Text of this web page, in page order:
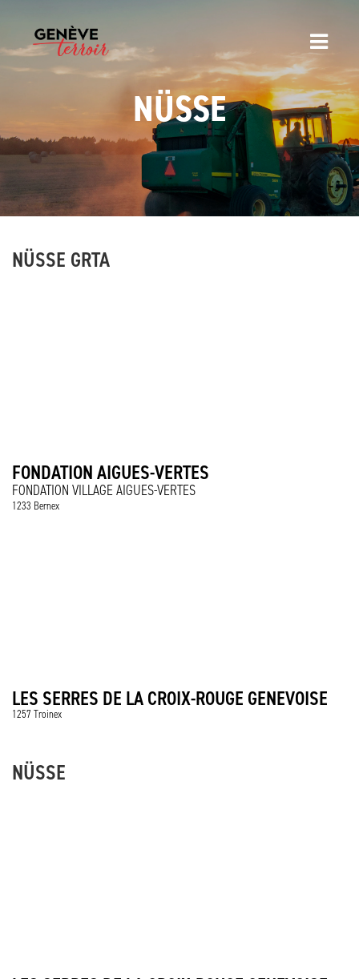
NÜSSE
NÜSSE GRTA
FONDATION AIGUES-VERTES
FONDATION VILLAGE AIGUES-VERTES
1233 Bernex
LES SERRES DE LA CROIX-ROUGE GENEVOISE
1257 Troinex
NÜSSE